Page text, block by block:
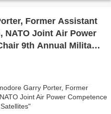
Former Assistant
NATO Joint Air Power
9th Annual Military